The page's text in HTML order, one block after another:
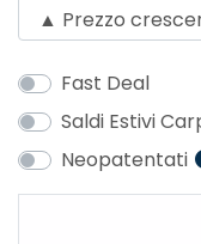
Fast Deal
Saldi Estivi
Neopatentati